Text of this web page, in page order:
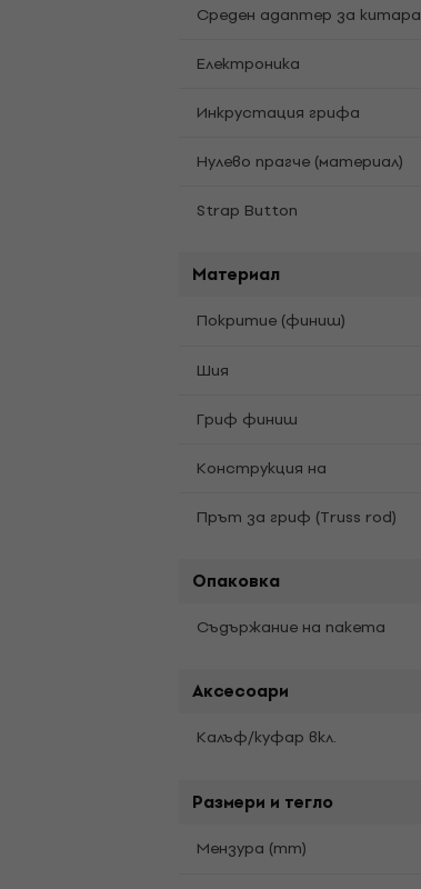
Cреден aдаптер за китара
Eлектроника
Инкрустация грифа
Нулево прагче (материал)
Strap Button
Материал
Покритие (финиш)
Шия
Гриф финиш
Конструкция на
Прът за гриф (Truss rod)
Опаковка
Съдържание на пакета
Аксесоари
Калъф/kуфар вкл.
Размери и тегло
Мензура (mm)